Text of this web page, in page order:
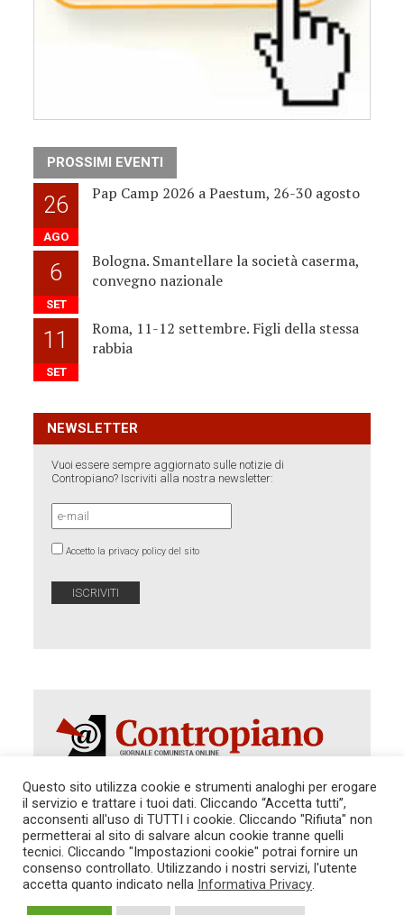
PROSSIMI EVENTI
26
AGO
Pap Camp 2026 a Paestum, 26-30 agosto
6
SET
Bologna. Smantellare la società caserma,
convegno nazionale
11
SET
Roma, 11-12 settembre. Figli della stessa
rabbia
NEWSLETTER
Vuoi essere sempre aggiornato sulle notizie di
Contropiano? Iscriviti alla nostra newsletter:
Accetto la privacy policy del sito
Autorizzazione del Tribunale di Roma 286 del 31
dicembre 2014. Direttore Responsabile: Sergio
Cararo. Indirizzo: V.Casalbruciato 27- sc. B - 00159
Roma -
Tel. 06.640.122.19 -redazione@contropiano.org
Questo sito utilizza cookie e strumenti analoghi per erogare
il servizio e trattare i tuoi dati. Cliccando “Accetta tutti”,
acconsenti all'uso di TUTTI i cookie. Cliccando "Rifiuta" non
permetterai al sito di salvare alcun cookie tranne quelli
tecnici. Cliccando "Impostazioni cookie" potrai fornire un
consenso controllato. Utilizzando i nostri servizi, l'utente
accetta quanto indicato nella Informativa Privacy.